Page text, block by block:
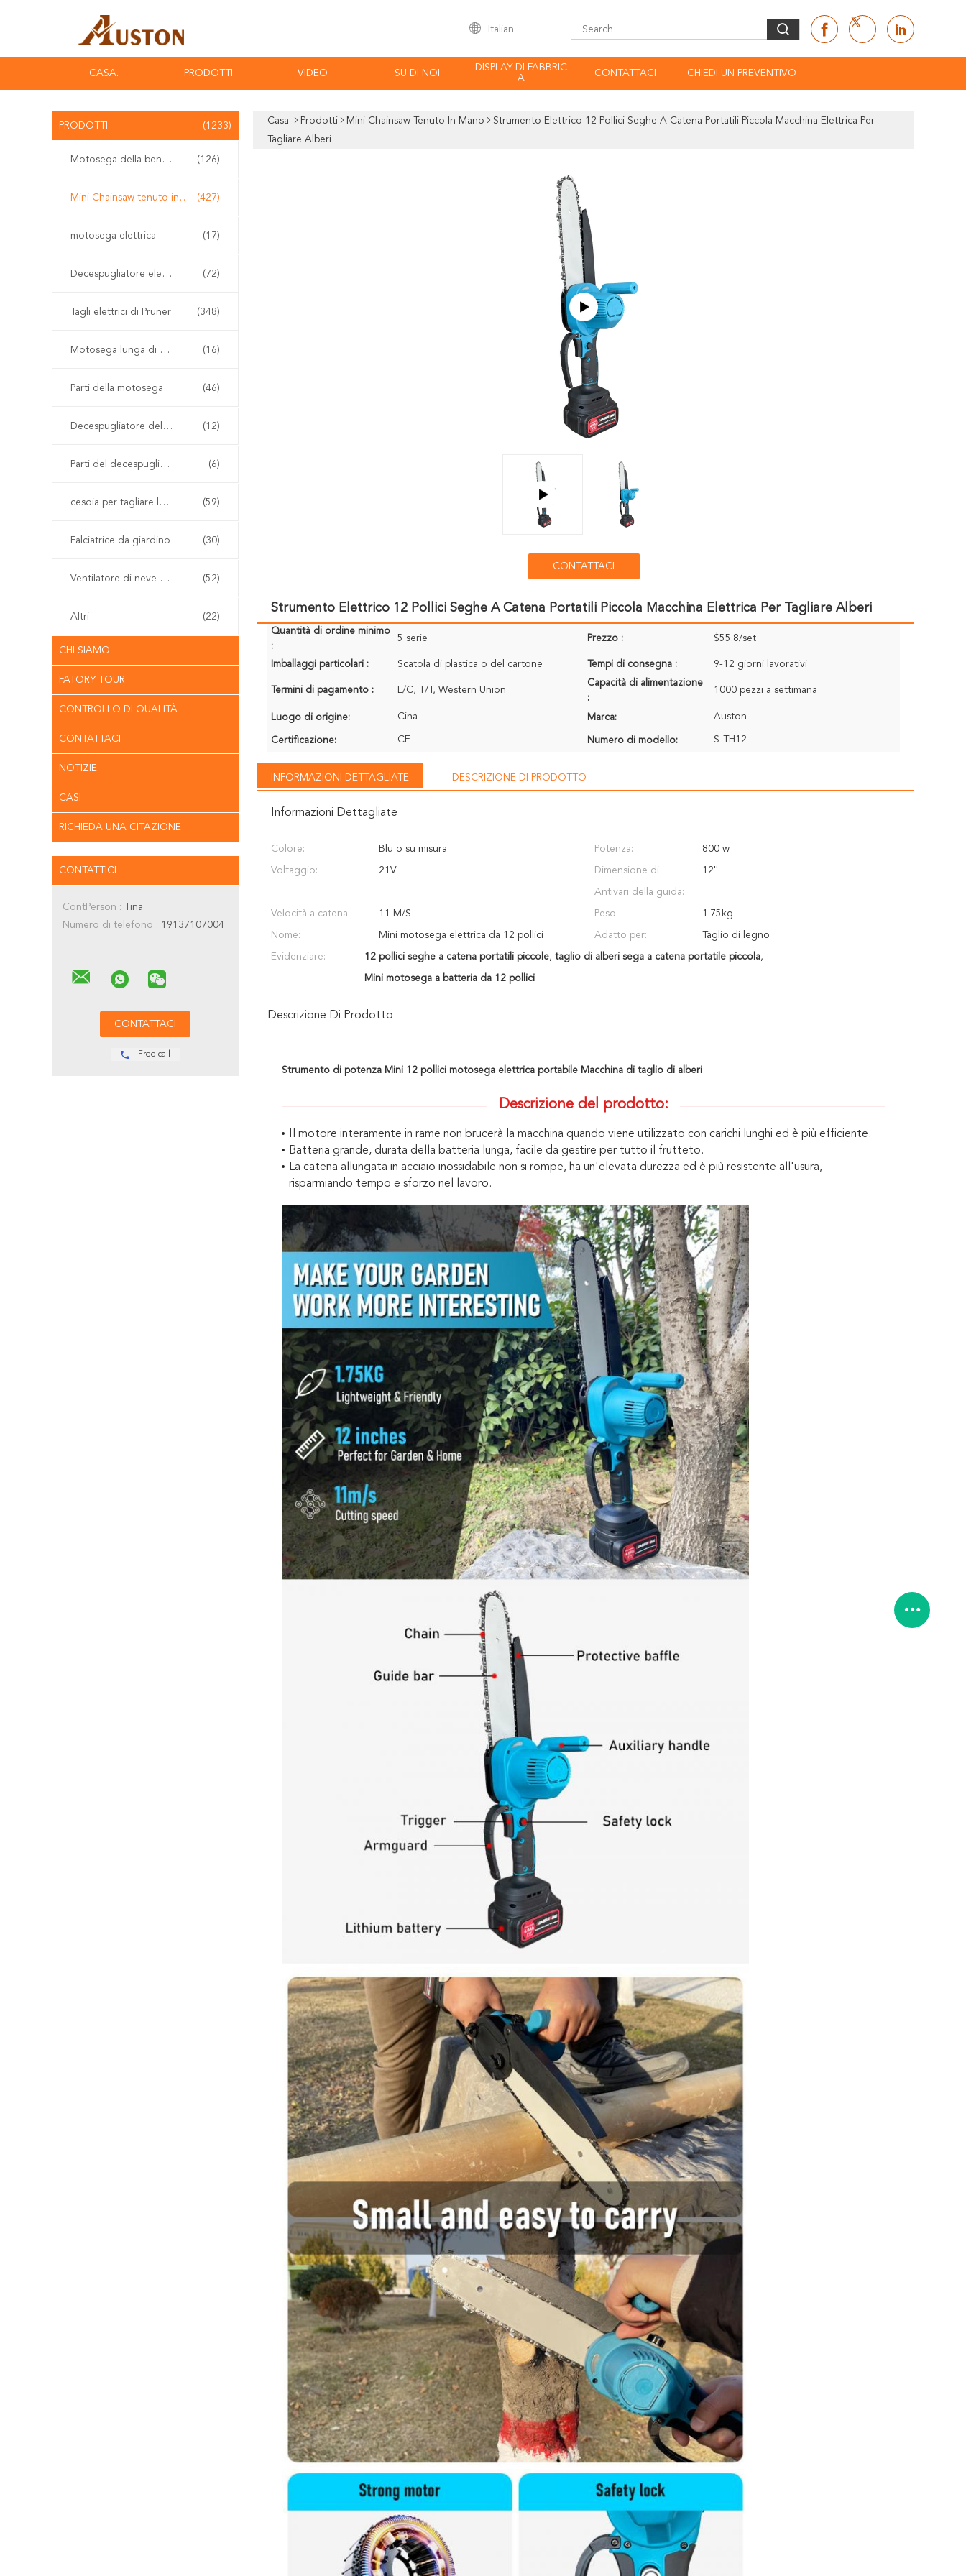
Italian
CASA. PRODOTTI VIDEO SU DI NOI
DISPLAY DI FABBRIC
A
CONTATTACI CHIEDI UN PREVENTIVO
PRODOTTI (1233)
Motosega della benzina (126)
Mini Chainsaw tenuto in mano (427)
motosega elettrica (17)
Decespugliatore elettrico (72)
Tagli elettrici di Pruner (348)
Motosega lunga di Palo (16)
Parti della motosega (46)
Decespugliatore della benzina (12)
Parti del decespugliatore (6)
cesoia per tagliare le siepi senza cordone (59)
Falciatrice da giardino (30)
Ventilatore di neve e della foglia (52)
Altri (22)
CHI SIAMO
FATORY TOUR
CONTROLLO DI QUALITÀ
CONTATTACI
NOTIZIE
CASI
RICHIEDA UNA CITAZIONE
CONTATTICI
ContPerson : Tina
Numero di telefono : 19137107004
Free call
Casa Prodotti Mini Chainsaw Tenuto In Mano
Strumento Elettrico 12 Pollici Seghe A Catena Portatili Piccola Macchina Elettrica Per
Tagliare Alberi
CONTATTACI
Strumento Elettrico 12 Pollici Seghe A Catena Portatili Piccola Macchina Elettrica Per Tagliare Alberi
Quantità di ordine minimo
:
5 serie Prezzo : $55.8/set
Imballaggi particolari : Scatola di plastica o del cartone Tempi di consegna : 9-12 giorni lavorativi
Termini di pagamento : L/C, T/T, Western Union
Capacità di alimentazione
:
1000 pezzi a settimana
Luogo di origine: Cina Marca: Auston
Certificazione: CE Numero di modello: S-TH12
INFORMAZIONI DETTAGLIATE DESCRIZIONE DI PRODOTTO
Informazioni Dettagliate
Colore: Blu o su misura Potenza: 800 w
Voltaggio: 21V Dimensione di
Antivari della guida:
12''
Velocità a catena: 11 M/S Peso: 1.75kg
Nome: Mini motosega elettrica da 12 pollici Adatto per: Taglio di legno
Evidenziare: 12 pollici seghe a catena portatili piccole, taglio di alberi sega a catena portatile piccola,
Mini motosega a batteria da 12 pollici
Descrizione Di Prodotto
Strumento di potenza Mini 12 pollici motosega elettrica portabile Macchina di taglio di alberi
Descrizione del prodotto:
Il motore interamente in rame non brucerà la macchina quando viene utilizzato con carichi lunghi ed è più efficiente.
Batteria grande, durata della batteria lunga, facile da gestire per tutto il frutteto.
La catena allungata in acciaio inossidabile non si rompe, ha un'elevata durezza ed è più resistente all'usura,
risparmiando tempo e sforzo nel lavoro.